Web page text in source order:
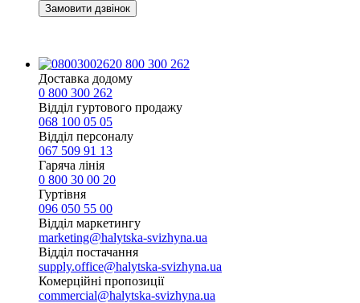
Замовити дзвінок
0 800 300 262
Доставка додому
0 800 300 262
Відділ гуртового продажу
068 100 05 05​
Відділ персоналу
067 509 91 13
Гаряча лінія
0 800 30 00 20
Гуртівня
096 050 55 00
Відділ маркетингу
marketing@halytska-svizhyna.ua
Відділ постачання
supply.office@halytska-svizhyna.ua
Комерційні пропозиції
commercial@halytska-svizhyna.ua